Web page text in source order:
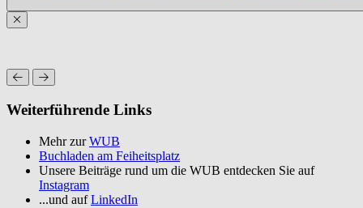
Weiterführende Links
Mehr zurWUB
Buchladen am Feiheitsplatz
Unsere Beiträge rund um die WUB entdecken Sie auf
Instagram
...und aufLinkedIn